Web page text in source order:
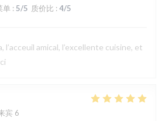
单 : 5/5 质价比 : 4/5
l’acceuil amical, l’excellente cuisine, et
宾 6